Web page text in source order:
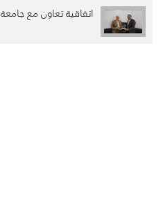
اتفاقية تعاون مع جامعة USAL